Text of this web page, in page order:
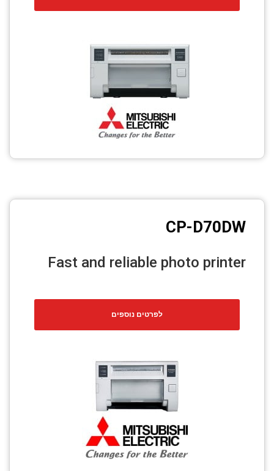
CP-D70DW
Fast and reliable photo printer
לפרטים נוספים